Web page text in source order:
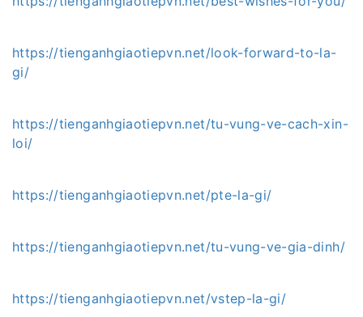
https://tienganhgiaotiepvn.net/look-forward-to-la-
gi/
https://tienganhgiaotiepvn.net/tu-vung-ve-cach-xin-
loi/
https://tienganhgiaotiepvn.net/pte-la-gi/
https://tienganhgiaotiepvn.net/tu-vung-ve-gia-dinh/
https://tienganhgiaotiepvn.net/vstep-la-gi/